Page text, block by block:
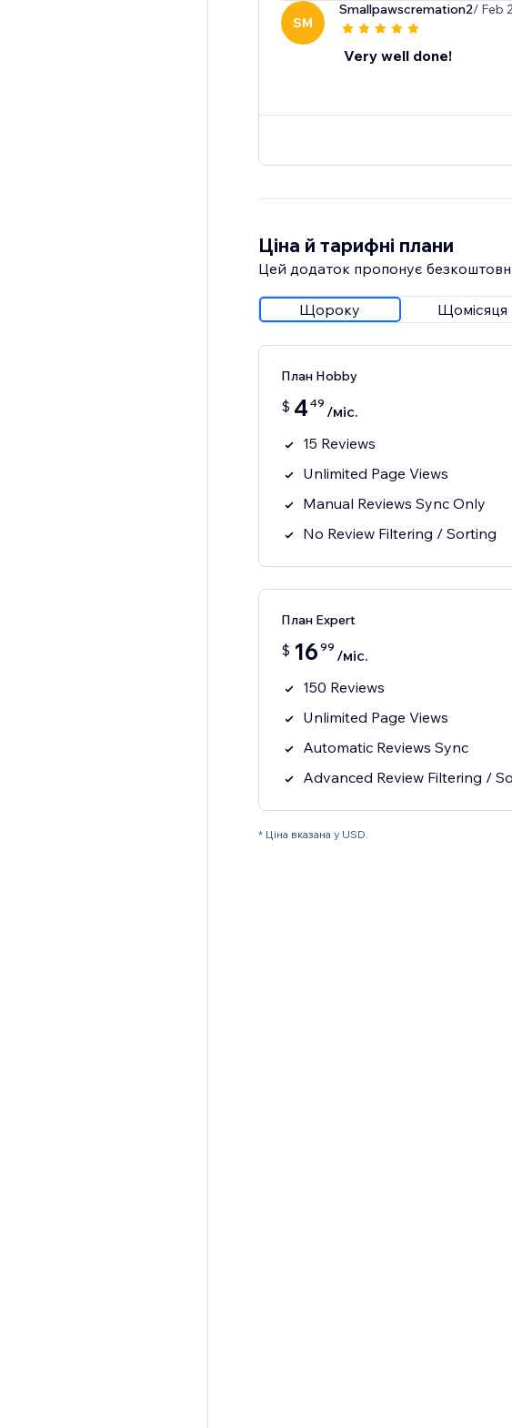
SM
Smallpawscremation2/ Feb
Very well done!
Ціна й тарифні плани
Цей додаток пропонує
Щороку Щомісяця
План Hobby
$ 4 49 /міс.
15 Reviews
Unlimited Page Views
Manual Reviews Sync Only
No Review Filtering / Sorting
План Expert
$ 16 99 /міс.
150 Reviews
Unlimited Page Views
Automatic Reviews Sync
Advanced Review Filtering /
* Ціна вказана у USD.